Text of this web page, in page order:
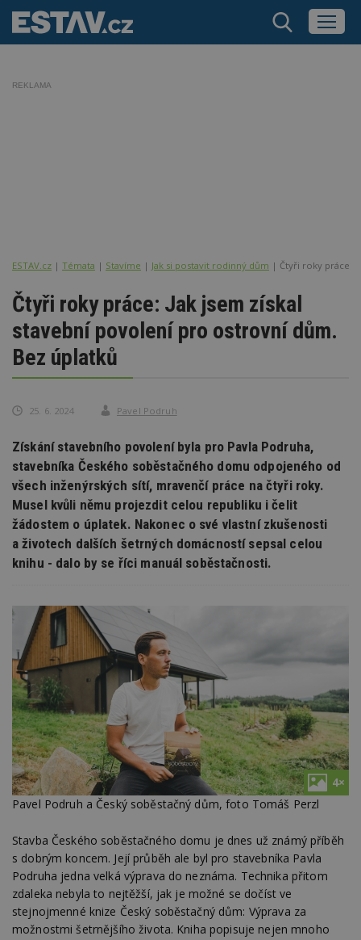
REKLAMA
ESTAV.cz Témata Stavíme Jak si postavit rodinný dům Čtyři roky práce:
Čtyři roky práce: Jak jsem získal
stavební povolení pro ostrovní dům.
Bez úplatků
25. 6. 2024 Pavel Podruh
Získání stavebního povolení byla pro Pavla Podruha,
stavebníka Českého soběstačného domu odpojeného od
všech inženýrských sítí, mravenčí práce na čtyři roky.
Musel kvůli němu projezdit celou republiku i čelit
žádostem o úplatek. Nakonec o své vlastní zkušenosti
a životech dalších šetrných domácností sepsal celou
knihu - dalo by se říci manuál soběstačnosti.
4×
Pavel Podruh a Český soběstačný dům, foto Tomáš Perzl
Stavba Českého soběstačného domu je dnes už známý příběh
s dobrým koncem. Její průběh ale byl pro stavebníka Pavla
Podruha jedna velká výprava do neznáma. Technika přitom
zdaleka nebyla to nejtěžší, jak je možné se dočíst ve
stejnojmenné knize Český soběstačný dům: Výprava za
možnostmi šetrnějšího života. Kniha popisuje nejen mnoho